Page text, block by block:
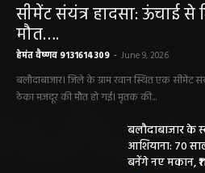
सीमेंट संयंत्र हादसा: ऊंचाई
मौत….
हेमंत वैष्णव 9131614309 - June 9, 2026
बलौदाबाजार। जिले के ग्राम रवान स्थित एक
ठेका मजदूर की मौत हो गई। मृतक की...
बलौदाबाजार के
आशियाना: 70
बनेंगे नए मकान,